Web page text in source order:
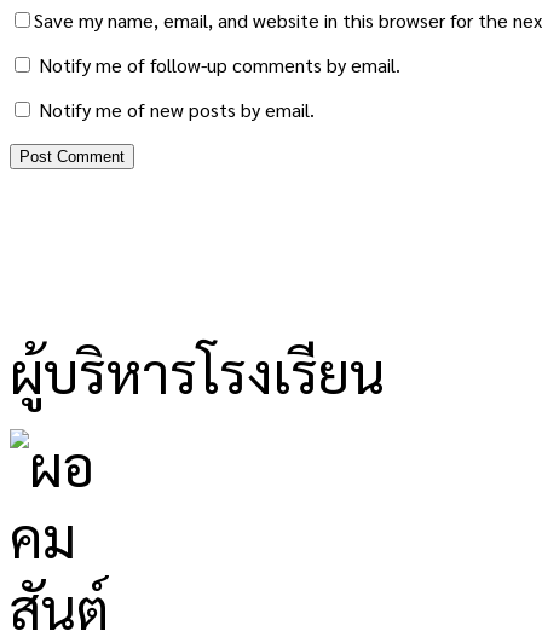
Save my name, email, and website in this browser for the
Notify me of follow-up comments by email.
Notify me of new posts by email.
ผู้บริหารโรงเรียน